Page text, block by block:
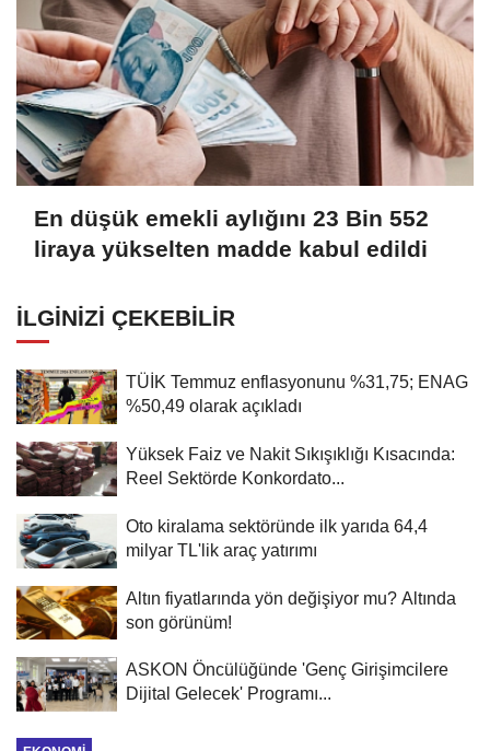
En düşük emekli aylığını 23 Bin 552
liraya yükselten madde kabul edildi
İLGINIZI ÇEKEBILIR
TÜİK Temmuz enflasyonunu %31,75; ENAG
%50,49 olarak açıkladı
Yüksek Faiz ve Nakit Sıkışıklığı Kısacında:
Reel Sektörde Konkordato...
Oto kiralama sektöründe ilk yarıda 64,4
milyar TL'lik araç yatırımı
Altın fiyatlarında yön değişiyor mu? Altında
son görünüm!
ASKON Öncülüğünde 'Genç Girişimcilere
Dijital Gelecek' Programı...